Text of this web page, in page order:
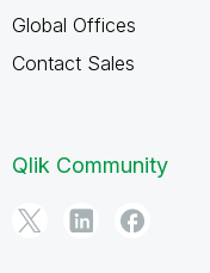
Global Offices
Contact Sales
Qlik Community